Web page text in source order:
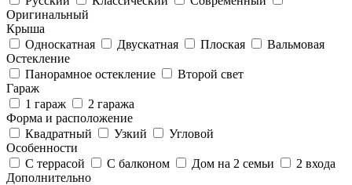
Оригинальный
Крыша
Односкатная
Двускатная Плоская
Вальмовая
Остекление
Панорамное остекление
Второй свет
Гараж
1 гараж
2 гаража
Форма и расположение
Квадратный
Узкий
Угловой
Особенности
С террасой
С балконом Дом на 2 семьи
2 входа
Дополнительно